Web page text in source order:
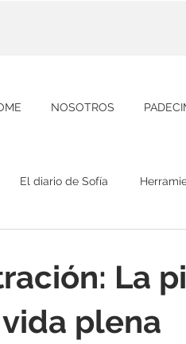
NOSOTROS
El diario de Sofía
La
plena